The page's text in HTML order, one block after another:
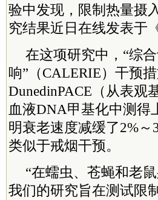
验中发现，限制热量摄
究结果近日在线发表于
在这项研究中，“综
响”（CALERIE）干预
DunedinPACE（从表观
血液DNA甲基化中测得
明衰老速度减缓了2%
类似于戒烟干预。
“在蠕虫、苍蝇和老
我们的研究旨在测试限